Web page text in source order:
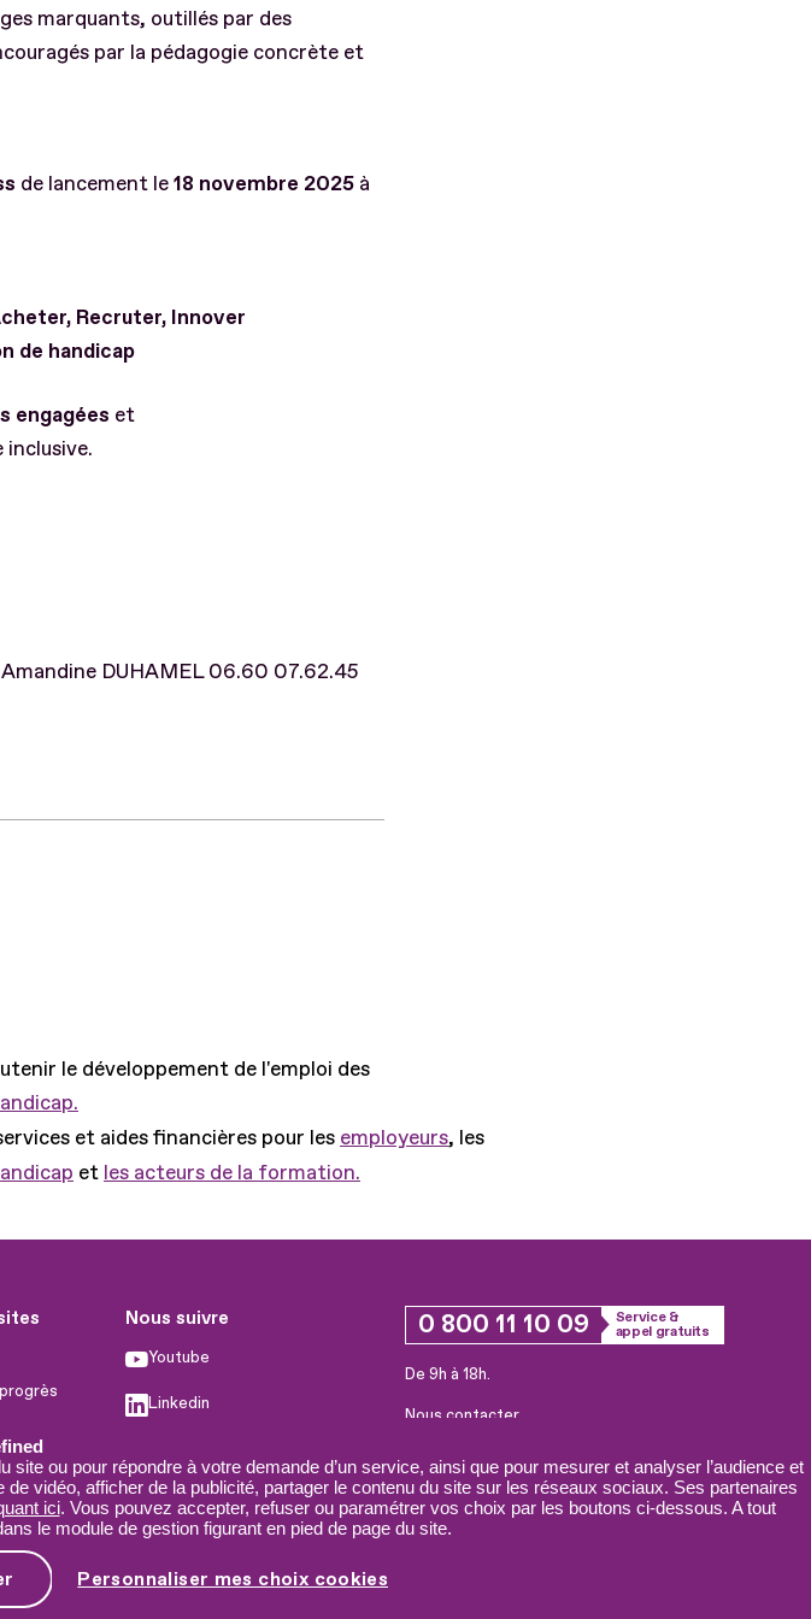
ou pour répondre à votre demande d’un service, ainsi que pour mesurer et analyser l’audience et
vidéo, afficher de la publicité, partager le contenu du site sur les réseaux sociaux. Ses partenaires
ici. Vous pouvez accepter, refuser ou paramétrer vos choix par les boutons ci-dessous. A tout
le module de gestion figurant en pied de page du site.
Personnaliser mes choix cookies
marquants, outillés par des
par la pédagogie concrète et
de lancement le18 novembre 2025 à
Recruter, Innover
de handicap
engagées et
inclusive.
DUHAMEL 06.60 07.62.45
le développement de l'emploi des
et aides financières pour les employeurs, les
et les acteurs de la formation.
Nous suivre
Youtube
Linkedin
X
0 800 11 10 09
Service &
appel gratuits
De 9h à 18h.
Nous contacter